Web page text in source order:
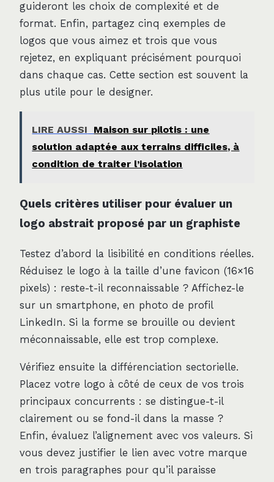
guideront les choix de complexité et de
format. Enfin, partagez cinq exemples de
logos que vous aimez et trois que vous
rejetez, en expliquant précisément pourquoi
dans chaque cas. Cette section est souvent la
plus utile pour le designer.
LIRE AUSSI
Maison sur pilotis : une
solution adaptée aux terrains difficiles, à
condition de traiter l’isolation
Quels critères utiliser pour évaluer un
logo abstrait proposé par un graphiste
Testez d’abord la lisibilité en conditions réelles.
Réduisez le logo à la taille d’une favicon (16×16
pixels) : reste-t-il reconnaissable ? Affichez-le
sur un smartphone, en photo de profil
LinkedIn. Si la forme se brouille ou devient
méconnaissable, elle est trop complexe.
Vérifiez ensuite la différenciation sectorielle.
Placez votre logo à côté de ceux de vos trois
principaux concurrents : se distingue-t-il
clairement ou se fond-il dans la masse ?
Enfin, évaluez l’alignement avec vos valeurs. Si
vous devez justifier le lien avec votre marque
en trois paragraphes pour qu’il paraisse